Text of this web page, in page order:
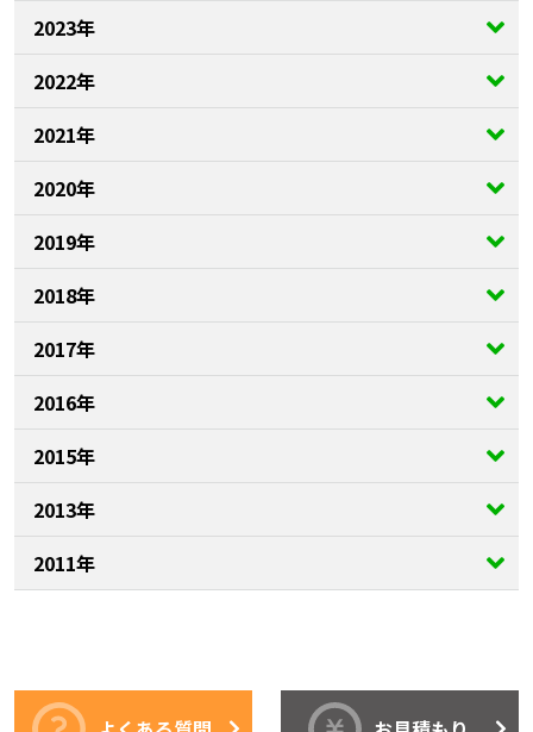
2023年
2022年
2021年
2020年
2019年
2018年
2017年
2016年
2015年
2013年
2011年